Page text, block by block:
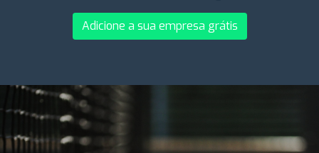
Adicione a sua empresa grátis